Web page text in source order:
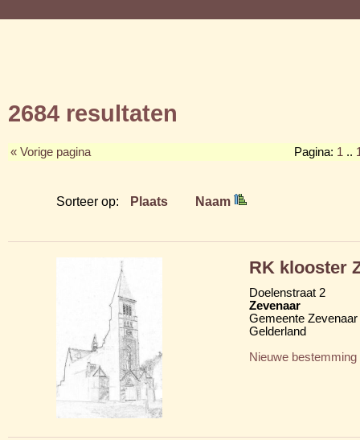
2684 resultaten
« Vorige pagina Pagina: 1 ..
Sorteer op: Plaats Naam
RK klooster
Doelenstraat 2
Zevenaar
Gemeente Zevenaar
Gelderland
Nieuwe bestemming